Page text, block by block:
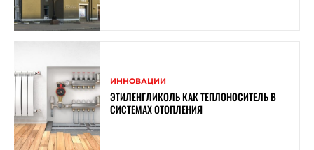
ИННОВАЦИИ
ЭТИЛЕНГЛИКОЛЬ КАК ТЕПЛОНОСИТЕЛЬ В
СИСТЕМАХ ОТОПЛЕНИЯ